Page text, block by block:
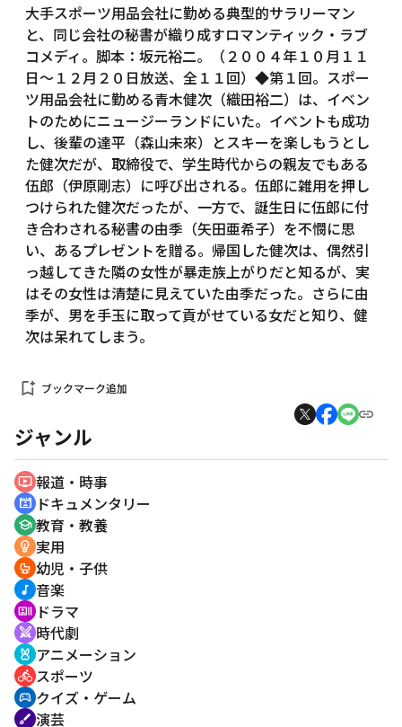
大手スポーツ用品会社に勤める典型的サラリーマン
と、同じ会社の秘書が織り成すロマンティック・ラブ
コメディ。脚本：坂元裕二。（２００４年１０月１１
日～１２月２０日放送、全１１回）◆第１回。スポー
ツ用品会社に勤める青木健次（織田裕二）は、イベン
トのためにニュージーランドにいた。イベントも成功
し、後輩の達平（森山未來）とスキーを楽しもうとし
た健次だが、取締役で、学生時代からの親友でもある
伍郎（伊原剛志）に呼び出される。伍郎に雑用を押し
つけられた健次だったが、一方で、誕生日に伍郎に付
き合わされる秘書の由季（矢田亜希子）を不憫に思
い、あるプレゼントを贈る。帰国した健次は、偶然引
っ越してきた隣の女性が暴走族上がりだと知るが、実
はその女性は清楚に見えていた由季だった。さらに由
季が、男を手玉に取って貢がせている女だと知り、健
次は呆れてしまう。
bookmark_add ブックマーク追加
ジャンル
ondemand_video 報道・時事
cinematic_blur ドキュメンタリー
school 教育・教養
emoji_objects 実用
crib 幼児・子供
music_note 音楽
recent_actors ドラマ
swords 時代劇
cruelty_free アニメーション
directions_bike スポーツ
sports_esports クイズ・ゲーム
brush 演芸